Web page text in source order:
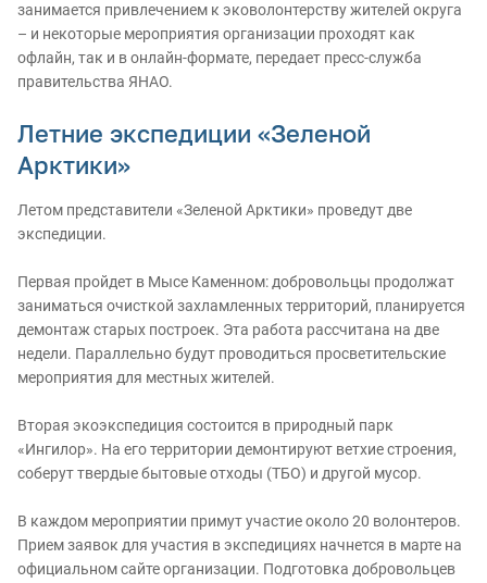
занимается привлечением к эковолонтерству жителей округа
– и некоторые мероприятия организации проходят как
офлайн, так и в онлайн-формате, передает пресс-служба
правительства ЯНАО.
Летние экспедиции «Зеленой
Арктики»
Летом представители «Зеленой Арктики» проведут две
экспедиции.
Первая пройдет в Мысе Каменном: добровольцы продолжат
заниматься очисткой захламленных территорий, планируется
демонтаж старых построек. Эта работа рассчитана на две
недели. Параллельно будут проводиться просветительские
мероприятия для местных жителей.
Вторая экоэкспедиция состоится в природный парк
«Ингилор». На его территории демонтируют ветхие строения,
соберут твердые бытовые отходы (ТБО) и другой мусор.
В каждом мероприятии примут участие около 20 волонтеров.
Прием заявок для участия в экспедициях начнется в марте на
официальном сайте организации. Подготовка добровольцев